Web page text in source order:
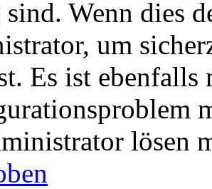
Wenn dies
um
Es ist ebenfalls
lösen